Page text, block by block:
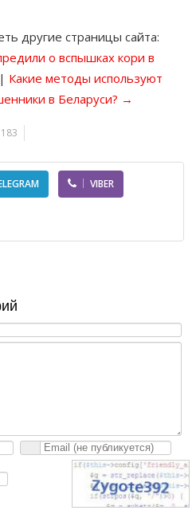
другие страницы сайта:
о вспышках кори в
Какие методы используют
в Беларуси? →
183
VIBER